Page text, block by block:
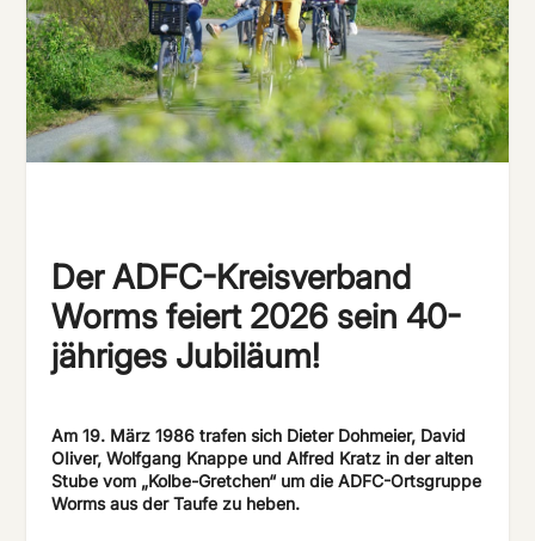
Der ADFC-Kreisverband
Worms feiert 2026 sein 40-
jähriges Jubiläum!
Am 19. März 1986 trafen sich Dieter Dohmeier, David
OIiver, Wolfgang Knappe und Alfred Kratz in der alten
Stube vom „Kolbe-Gretchen“ um die ADFC-Ortsgruppe
Wormsaus der Taufe zu heben.